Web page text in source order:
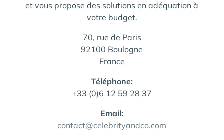
et vous propose des solutions en adéquation à
votre budget.
70, rue de Paris
92100 Boulogne
France
Téléphone:
+33 (0)6 12 59 28 37
Email:
contact@celebrityandco.com